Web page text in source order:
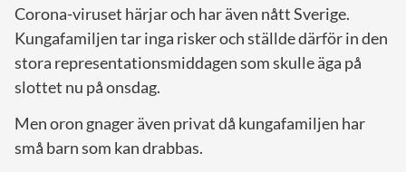
Corona-viruset härjar och har även nått Sverige.
Kungafamiljen tar inga risker och ställde därför in den
stora representationsmiddagen som skulle äga på
slottet nu på onsdag.
Men oron gnager även privat då kungafamiljen har
små barn som kan drabbas.